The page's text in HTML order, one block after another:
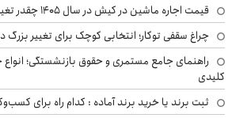
قیمت اجاره ماشین در کیش در سال ۱۴۰۵ چقدر تغییر کرده است؟
چراغ سقفی توکار؛ انتخابی کوچک برای تغییر بزرگ
راهنمای جامع مستمری و حقوق بازنشستگی؛
کلیدی
ثبت برند یا خرید برند آماده : کدام راه برای